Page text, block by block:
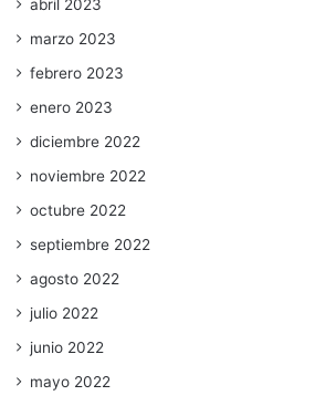
abril 2023
marzo 2023
febrero 2023
enero 2023
diciembre 2022
noviembre 2022
octubre 2022
septiembre 2022
agosto 2022
julio 2022
junio 2022
mayo 2022